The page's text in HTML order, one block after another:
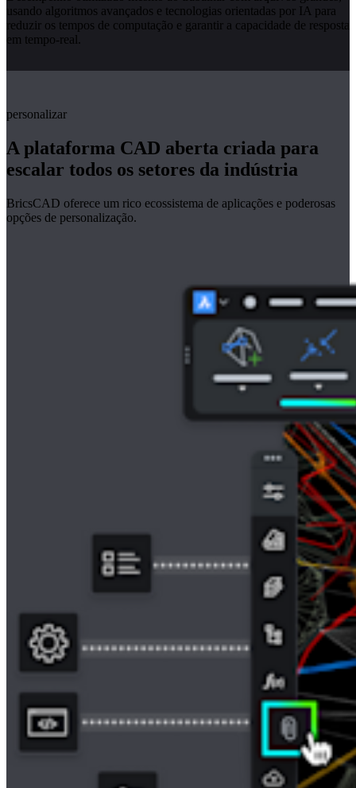
usando algoritmos avançados e tecnologias orientadas por IA para
reduzir os tempos de computação e garantir a capacidade de resposta
em tempo-real.
personalizar
A plataforma CAD aberta criada para
escalar todos os setores da indústria
BricsCAD oferece um rico ecossistema de aplicações e poderosas
opções de personalização.